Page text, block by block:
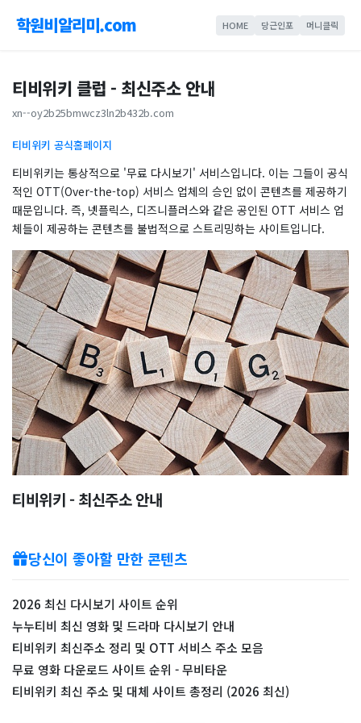
학원비알리미.com HOME 당근인포 머니클릭
티비위키 클럽 - 최신주소 안내
xn--oy2b25bmwcz3ln2b432b.com
티비위키 공식홈페이지
티비위키는 통상적으로 '무료 다시보기' 서비스입니다. 이는 그들이 공식
적인 OTT(Over-the-top) 서비스 업체의 승인 없이 콘텐츠를 제공하기
때문입니다. 즉, 넷플릭스, 디즈니플러스와 같은 공인된 OTT 서비스 업
체들이 제공하는 콘텐츠를 불법적으로 스트리밍하는 사이트입니다.
티비위키 - 최신주소 안내
당신이 좋아할 만한 콘텐츠
2026 최신 다시보기 사이트 순위
누누티비 최신 영화 및 드라마 다시보기 안내
티비위키 최신주소 정리 및 OTT 서비스 주소 모음
무료 영화 다운로드 사이트 순위 - 무비타운
티비위키 최신 주소 및 대체 사이트 총정리 (2026 최신)